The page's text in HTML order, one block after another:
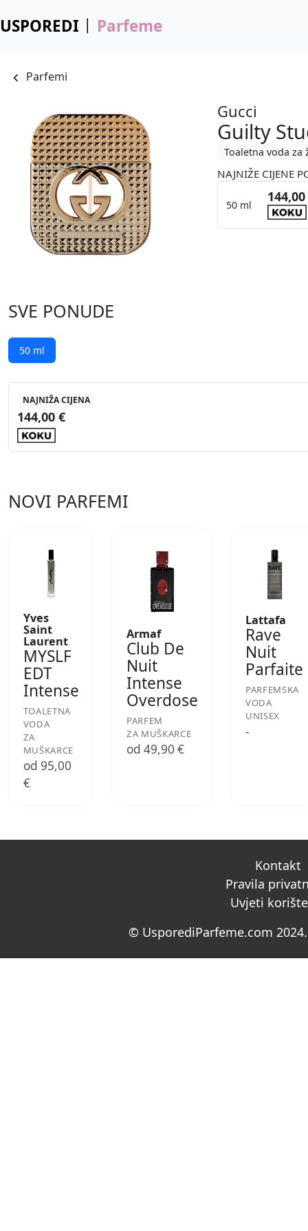
USPOREDI Parfeme
Parfemi
Gucci
Guilty
Toaletna voda za
NAJNIŽE CIJENE
50 ml
SVE PONUDE
50 ml
NAJNIŽA CIJENA
144,00 €
NOVI PARFEMI
Yves
Saint
Laurent
MYSLF
EDT
Intense
TOALETNA
VODA
ZA
MUŠKARCE
od 95,00
€
Armaf
Club De
Nuit
Intense
Overdose
PARFEM
ZA MUŠKARCE
od 49,90 €
Lattafa
Rave
Nuit
Parfaite
PARFEMSKA
VODA
UNISEX
-
Kontakt
Pravila
Uvjeti
© UsporediParfeme.com